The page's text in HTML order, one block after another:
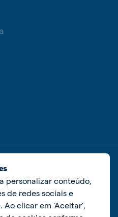
de cookies
personalizar conteúdo,
de redes sociais e
Ao clicar em 'Aceitar',